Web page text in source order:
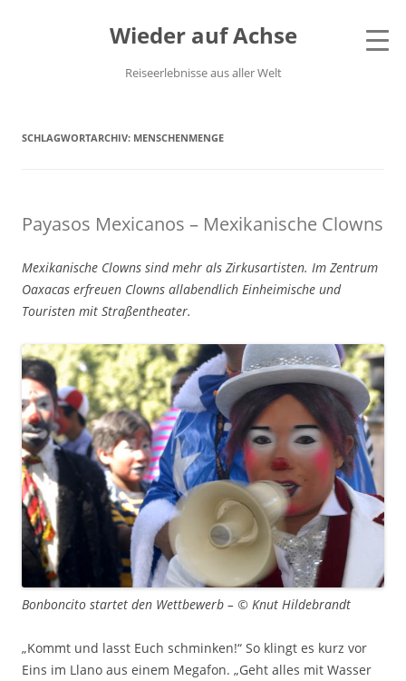
Wieder auf Achse
Reiseerlebnisse aus aller Welt
SCHLAGWORTARCHIV: MENSCHENMENGE
Payasos Mexicanos – Mexikanische Clowns
Mexikanische Clowns sind mehr als Zirkusartisten. Im Zentrum
Oaxacas erfreuen Clowns allabendlich Einheimische und
Touristen mit Straßentheater.
Bonboncito startet den Wettbewerb – © Knut Hildebrandt
„Kommt und lasst Euch schminken!“ So klingt es kurz vor
Eins im Llano aus einem Megafon. „Geht alles mit Wasser